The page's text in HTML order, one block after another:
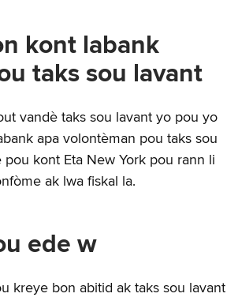
kont labank
taks sou lavant
vandè taks sou lavant yo pou yo
apa volontèman pou taks sou
pou kont Eta New York pou rann li
ak lwa fiskal la.
ede w
kreye bon abitid ak taks sou lavant